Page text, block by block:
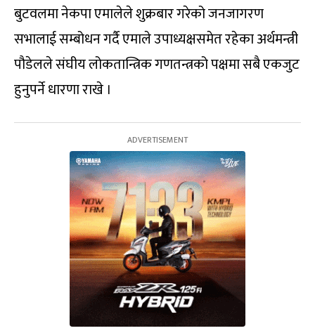
बुटवलमा नेकपा एमालेले शुक्रबार गरेको जनजागरण
सभालाई सम्बोधन गर्दै एमाले उपाध्यक्षसमेत रहेका अर्थमन्त्री
पौडेलले संघीय लोकतान्त्रिक गणतन्त्रको पक्षमा सबै एकजुट
हुनुपर्ने धारणा राखे ।